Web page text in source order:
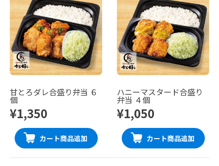
甘とろダレ合盛り弁当 ６
個
¥1,350
カート商品追加
ハニーマスタード合盛り
弁当 ４個
¥1,050
カート商品追加